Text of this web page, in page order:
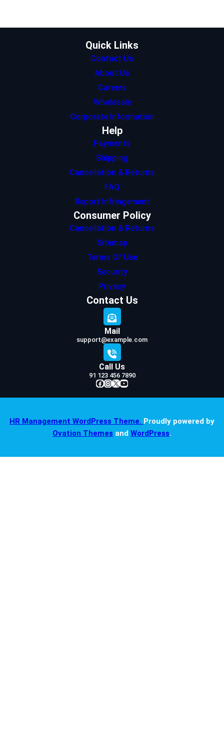
a n p k
Quick Links
Contact Us
About Us
Careers
Wholesale
Corporate Information
Help
Payments
Shipping
Cancellation & Returns
FAQ
Report Infringement
Consumer Policy
Cancellation & Returns
Sitemap
Terms Of Use
Security
Privacy
Contact Us
Mail
support@example.com
Call Us
91 123 456 7890
Facebook InstagramX YouTube
HR Management WordPress Theme. Proudly powered by
Ovation Themes and WordPress.